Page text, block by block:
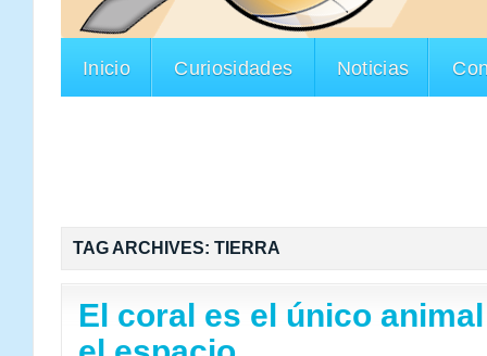
Inicio Curiosidades Noticias
TAG ARCHIVES: TIERRA
El coral es el único